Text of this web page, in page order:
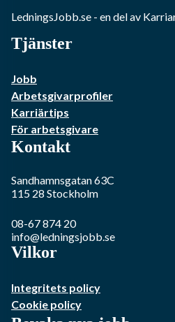
LedningsJobb.se - en del av
Tjänster
Jobb
Arbetsgivarprofiler
Karriärtips
För arbetsgivare
Kontakt
Sandhamnsgatan 63C
115 28 Stockholm
08-67 874 20
info@ledningsjobb.se
Vilkor
Integritets policy
Cookie policy